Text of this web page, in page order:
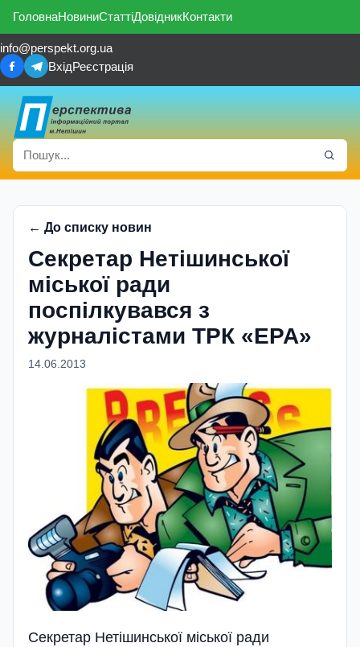
ГоловнаНовиниСтаттіДовідникКонтакти
info@perspekt.org.ua
ВхідРеєстрація
← До списку новин
Секретар Нетішинської
міської ради
поспілкувався з
журналістами ТРК «ЕРА»
14.06.2013
Секретар Нетішинської міської ради